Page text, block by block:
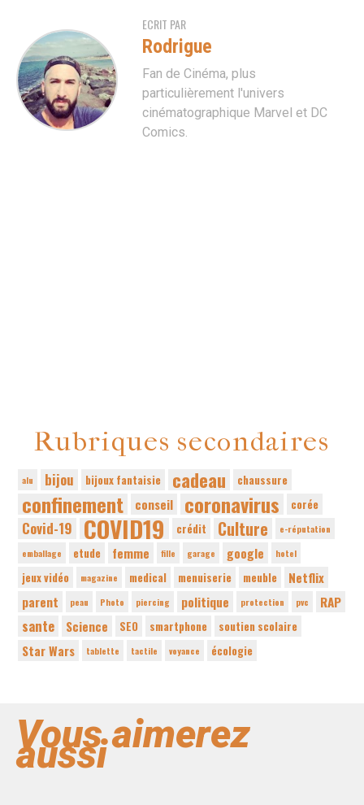
ECRIT PAR
Rodrigue
Fan de Cinéma, plus
particulièrement l'univers
cinématographique Marvel et DC
Comics.
Rubriques secondaires
alu bijou bijoux fantaisie cadeau chaussure
confinement conseil coronavirus corée
Covid-19 COVID19 crédit Culture
e-réputation
emballage
etude femme fille garage google hotel
jeux vidéo magazine medical menuiserie meuble
Netflix
parent
peau Photo piercing politique protection pvc RAP
sante Science SEO smartphone soutien scolaire
Star Wars tablette tactile voyance écologie
Vous aimerez
aussi